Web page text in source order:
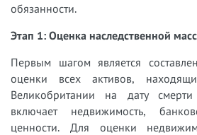
обязанности.
Этап 1: Оценка наследственной
Первым шагом является
оценки всех активов,
Великобритании на дату смерти
включает недвижимость,
ценности. Для оценки